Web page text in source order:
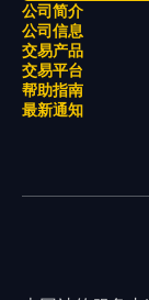
公司简介
关于
关于 KCM Group
三大优势
奖项和成就
公司信息
经营理念
公开信息与风险披露
公司新闻
视频库
交易产品
Forex
贵金属
能源
交易平台
MetaTrader 4
MetaTrader 5
帮助指南
最新通知